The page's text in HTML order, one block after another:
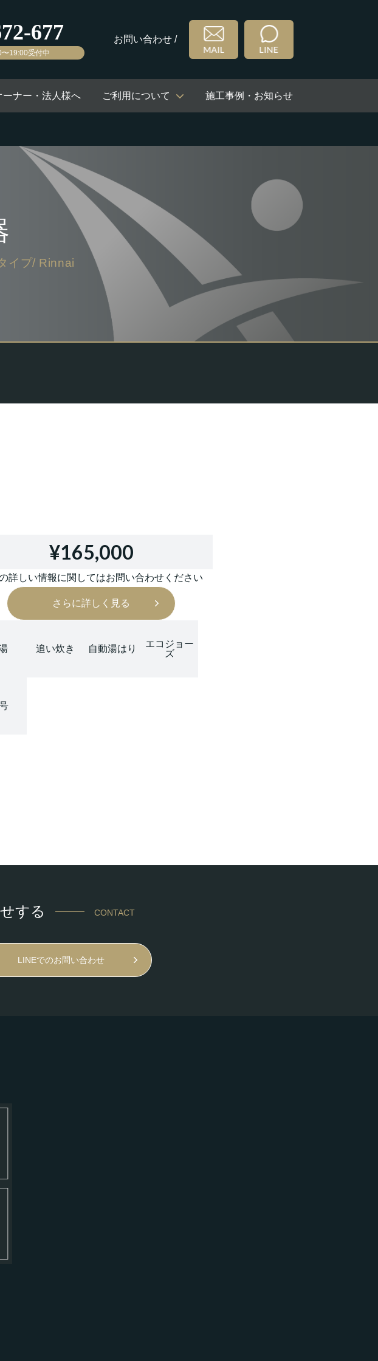
19:00受付中
お問い合わせ /
ーナー・法人様へ ご利用について 施工事例・お知らせ
イプ/ Rinnai
¥165,000
詳しい情報に関してはお問い合わせください
さらに詳しく見る
追い炊き 自動湯はり
エコジョー
ズ
する CONTACT
LINEでのお問い合わせ